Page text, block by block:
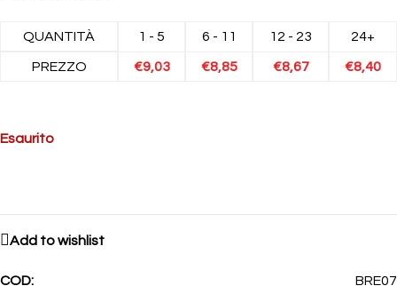
QUANTITÀ 1 - 5 6 - 11 12 - 23 24+
PREZZO €9,03 €8,85 €8,67 €8,40
Esaurito
Add to wishlist
COD:
BRE07